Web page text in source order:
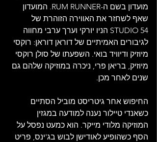
מועדון בשם ה-RUM RUNNER. המועדון
שאף לשחזר את האווירה הזוהרת של
STUDIO 54 הניו יורקי וערך ערבי מחווה
לגיבורים האמיתיים של דוראן דוראן: רוקסי
מיוזיק ודיוויד בואי. השפעתו של סולן רוקסי
מיוזיק, בריאן פרי, ניכרה במוזיקה שלהם גם
שנים לאחר מכן.
החיפוש אחר גיטריסט מוביל הסתיים
כשאנדי טיילור נענה למודעה במגזין
המוזיקה מלודי מייקר. הוא כמעט נפסל על
הסף כשהופיע לאודישן לבוש בג'ינס, פריט